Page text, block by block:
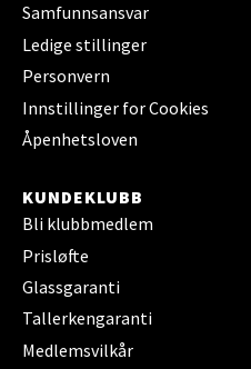
Samfunnsansvar
Ledige stillinger
Personvern
Innstillinger for Cookies
Åpenhetsloven
KUNDEKLUBB
Bli klubbmedlem
Prisløfte
Glassgaranti
Tallerkengaranti
Medlemsvilkår
Velg